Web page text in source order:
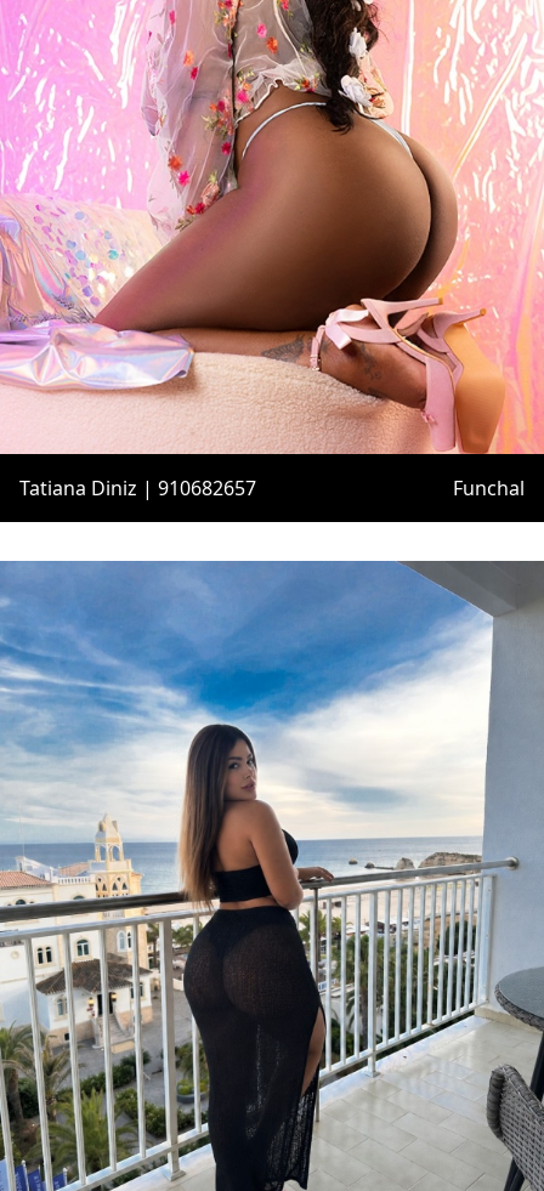
Tatiana Diniz | 910682657 Funchal